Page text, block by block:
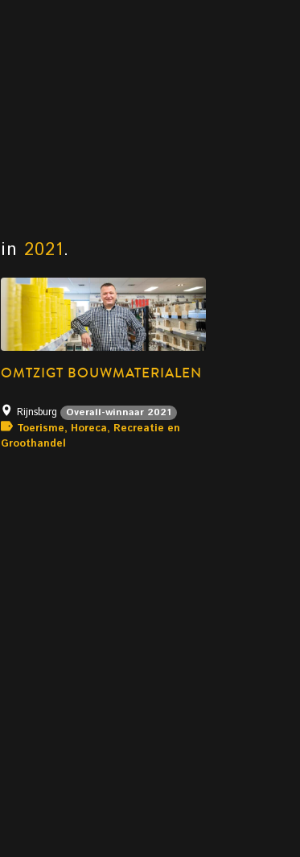
in 2021.
OMTZIGT BOUWMATERIALEN
Rijnsburg Overall-winnaar 2021
Toerisme, Horeca, Recreatie en
Groothandel